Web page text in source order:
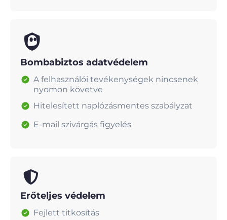
Bombabiztos adatvédelem
A felhasználói tevékenységek nincsenek
nyomon követve
Hitelesített naplózásmentes szabályzat
E-mail szivárgás figyelés
Erőteljes védelem
Fejlett titkosítás